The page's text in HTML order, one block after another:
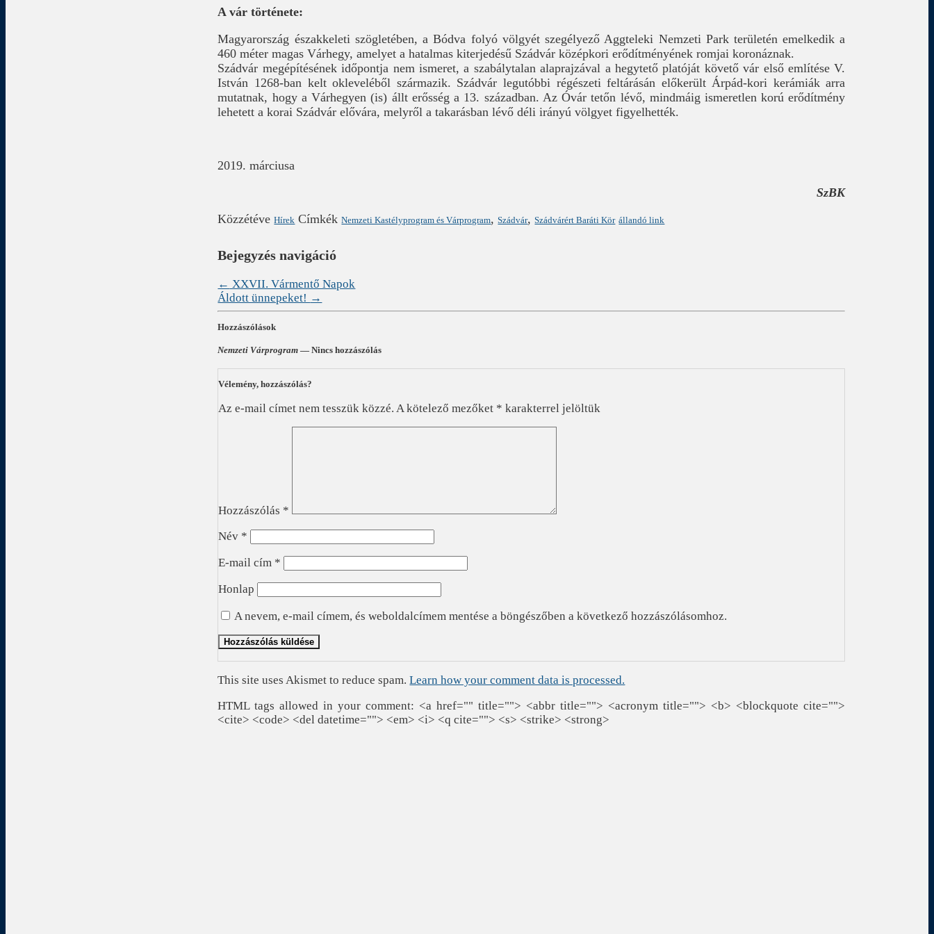
A vár története:
Magyarország északkeleti szögletében, a Bódva folyó völgyét szegélyező Aggteleki Nemzeti Park területén emelkedik a
460 méter magas Várhegy, amelyet a hatalmas kiterjedésű Szádvár középkori erődítményének romjai koronáznak.
Szádvár megépítésének időpontja nem ismeret, a szabálytalan alaprajzával a hegytető platóját követő vár első említése V.
István 1268-ban kelt okleveléből származik. Szádvár legutóbbi régészeti feltárásán előkerült Árpád-kori kerámiák arra
mutatnak, hogy a Várhegyen (is) állt erősség a 13. században. Az Óvár tetőn lévő, mindmáig ismeretlen korú erődítmény
lehetett a korai Szádvár elővára, melyről a takarásban lévő déli irányú völgyet figyelhették.
2019. márciusa
SzBK
Közzétéve Hírek Címkék Nemzeti Kastélyprogram és Várprogram,Szádvár,Szádvárért Baráti Kör állandó link
Bejegyzés navigáció
← XXVII. Vármentő Napok
Áldott ünnepeket! →
Hozzászólások
Nemzeti Várprogram — Nincs hozzászólás
Vélemény, hozzászólás?
Az e-mail címet nem tesszük közzé. A kötelező mezőket * karakterrel jelöltük
Hozzászólás *
Név *
E-mail cím *
Honlap
A nevem, e-mail címem, és weboldalcímem mentése a böngészőben a következő hozzászólásomhoz.
This site uses Akismet to reduce spam.Learn how your comment data is processed.
HTML tags allowed in your comment: <a href="" title=""> <abbr title=""> <acronym title=""> <b> <blockquote cite="">
<cite> <code> <del datetime=""> <em> <i> <q cite=""> <s> <strike> <strong>